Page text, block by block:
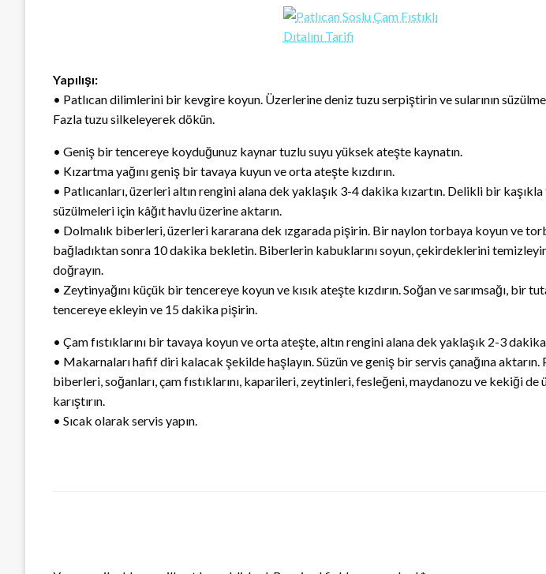
Yapılışı:
• Patlıcan dilimlerini bir kevgire koyun. Üzerlerine deniz tuzu serpiştirin ve sularının
Fazla tuzu silkeleyerek dökün.
• Geniş bir tencereye koyduğunuz kaynar tuzlu suyu yüksek ateşte kaynatın.
• Kızartma yağını geniş bir tavaya kuyun ve orta ateşte kızdırın.
• Patlıcanları, üzerleri altın rengini alana dek yaklaşık 3-4 dakika kızartın. Delikli bir kaşıkla
süzülmeleri için kâğıt havlu üzerine aktarın.
• Dolmalık biberleri, üzerleri kararana dek ızgarada pişirin. Bir naylon torbaya koyun ve
bağladıktan sonra 10 dakika bekletin. Biberlerin kabuklarını soyun, çekirdeklerini
doğrayın.
• Zeytinyağını küçük bir tencereye koyun ve kısık ateşte kızdırın. Soğan ve sarımsağı, bir
tencereye ekleyin ve 15 dakika pişirin.
• Çam fıstıklarını bir tavaya koyun ve orta ateşte, altın rengini alana dek yaklaşık 2-3
• Makarnaları hafif diri kalacak şekilde haşlayın. Süzün ve geniş bir servis çanağına aktarın.
biberleri, soğanları, çam fıstıklarını, kaparileri, zeytinleri, fesleğeni, maydanozu ve kekiği
karıştırın.
• Sıcak olarak servis yapın.